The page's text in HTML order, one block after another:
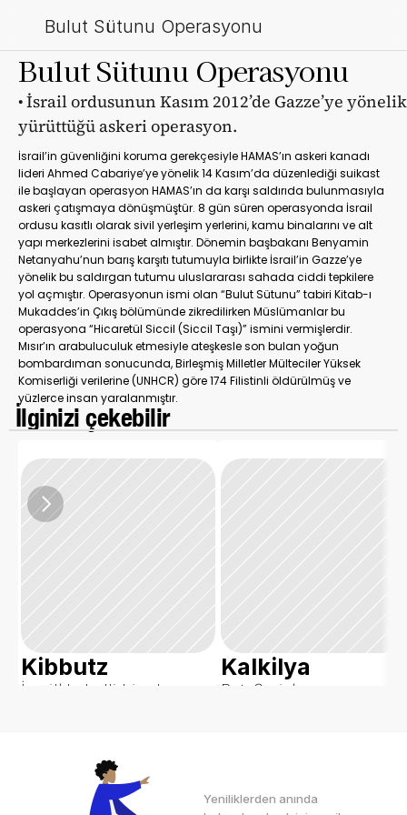
Bulut Sütunu Operasyonu
Bulut Sütunu Operasyonu
• İsrail ordusunun Kasım 2012’de Gazze’ye yönelik
yürüttüğü askeri operasyon.
İsrail’in güvenliğini koruma gerekçesiyle HAMAS’ın askeri kanadı
lideri Ahmed Cabariye’ye yönelik 14 Kasım’da düzenlediği suikast
ile başlayan operasyon HAMAS’ın da karşı saldırıda bulunmasıyla
askeri çatışmaya dönüşmüştür. 8 gün süren operasyonda İsrail
ordusu kasıtlı olarak sivil yerleşim yerlerini, kamu binalarını ve alt
yapı merkezlerini isabet almıştır. Dönemin başbakanı Benyamin
Netanyahu’nun barış karşıtı tutumuyla birlikte İsrail’in Gazze’ye
yönelik bu saldırgan tutumu uluslararası sahada ciddi tepkilere
yol açmıştır. Operasyonun ismi olan “Bulut Sütunu” tabiri Kitab-ı
Mukaddes’in Çıkış bölümünde zikredilirken Müslümanlar bu
operasyona “Hicaretül Siccil (Siccil Taşı)” ismini vermişlerdir.
Mısır’ın arabuluculuk etmesiyle ateşkesle son bulan yoğun
bombardıman sonucunda, Birleşmiş Milletler Mülteciler Yüksek
Komiserliği verilerine (UNHCR) göre 174 Filistinli öldürülmüş ve
yüzlerce insan yaralanmıştır.
İlginizi çekebilir
Kibbutz
İsrail’de belli bir alana
faydalandığı tarım
alanları/yerleşkelerdir.
Kalkilya
Batı Şeria’nın
Yeniliklerden anında